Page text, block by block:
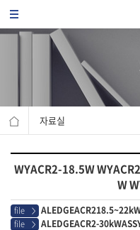
자료실
WYACR2-18.5W
W
file >
file > ALEDGEACR2-